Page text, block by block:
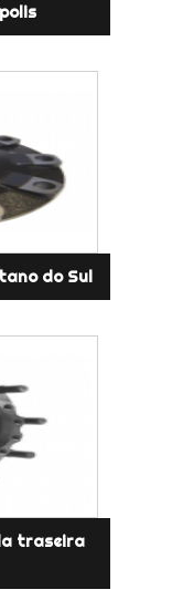
do Sul
traseira